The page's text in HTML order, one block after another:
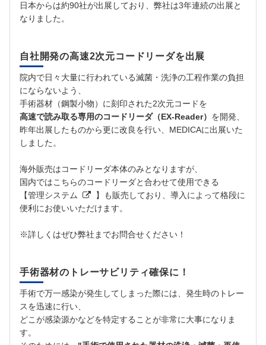
日本からは約90社が出展しており、弊社は3年連続の出展と
なりました。
自社開発の高速2次元コードリーダを出展
院内で日々大量に行われている滅菌・洗浄の工程作業の負担
にならないよう、
手術器材（鋼製小物）に刻印された2次元コードを
高速で読み取る専用のコードリーダ（EX-Reader） を開発、
昨年出展したものから更に改良を行い、MEDICAに出展いた
しました。
海外販売はコードリーダ本体のみとなりますが、
国内ではこちらのコードリーダと合わせて使用できる
【管理システム
】も販売しており、導入によって格段に
便利にお使いいただけます。
※詳しくはぜひ弊社までお問合せください！
手術器材のトレーサビリティ確保に！
手術で万一感染が発生してしまった際には、発生時のトレー
スを迅速に行い、
どこが感染源かなどを特定することが非常に大事になりま
す。